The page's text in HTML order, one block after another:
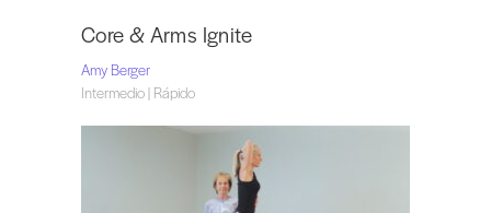
Core & Arms Ignite
Amy Berger
Intermedio | Rápido